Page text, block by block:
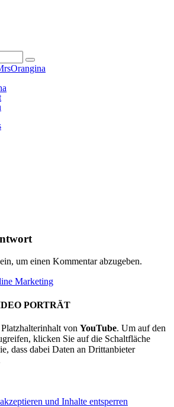
um einen Kommentar abzugeben.
PORTRÄT
von YouTube. Um auf den
klicken Sie auf die Schaltfläche
dass dabei Daten an Drittanbieter
und Inhalte entsperren